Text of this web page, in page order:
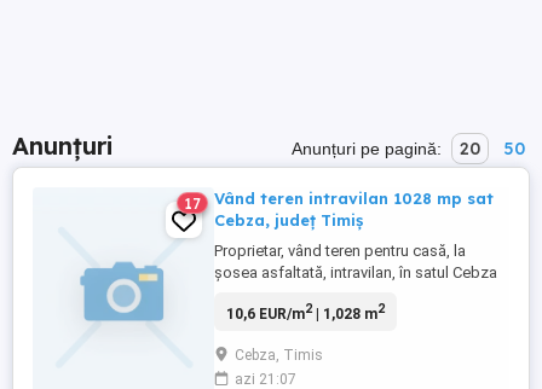
Anunțuri Anunțuri pe pagină: 20 50
17
Vând teren intravilan 1028 mp sat
Cebza, județ Timiș
Proprietar, vând teren pentru casă, la
șosea asfaltată, intravilan, în satul Cebza
o suprafață de 1.028 mp, front stradal
Telefon
10,6 EUR/m2| 1,028 m2
Cebza, Timis
azi 21:07